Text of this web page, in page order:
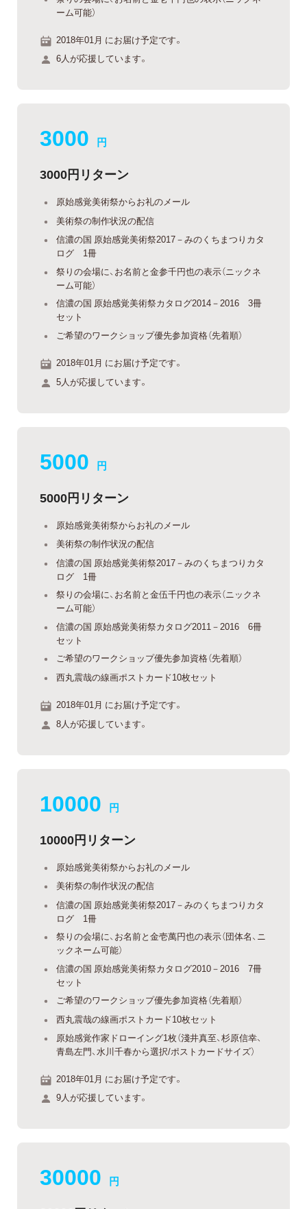
ーム可能）
2018年01月 にお届け予定です。
6人が応援しています。
3000 円
3000円リターン
原始感覚美術祭からお礼のメール
美術祭の制作状況の配信
信濃の国 原始感覚美術祭2017－みのくちまつりカタ
ログ 1冊
祭りの会場に、お名前と金参千円也の表示（ニックネ
ーム可能）
信濃の国 原始感覚美術祭カタログ2014－2016 3冊
セット
ご希望のワークショップ優先参加資格（先着順）
2018年01月 にお届け予定です。
5人が応援しています。
5000 円
5000円リターン
原始感覚美術祭からお礼のメール
美術祭の制作状況の配信
信濃の国 原始感覚美術祭2017－みのくちまつりカタ
ログ 1冊
祭りの会場に、お名前と金伍千円也の表示（ニックネ
ーム可能）
信濃の国 原始感覚美術祭カタログ2011－2016 6冊
セット
ご希望のワークショップ優先参加資格（先着順）
西丸震哉の線画ポストカード10枚セット
2018年01月 にお届け予定です。
8人が応援しています。
10000 円
10000円リターン
原始感覚美術祭からお礼のメール
美術祭の制作状況の配信
信濃の国 原始感覚美術祭2017－みのくちまつりカタ
ログ 1冊
祭りの会場に、お名前と金壱萬円也の表示（団体名、ニ
ックネーム可能）
信濃の国 原始感覚美術祭カタログ2010－2016 7冊
セット
ご希望のワークショップ優先参加資格（先着順）
西丸震哉の線画ポストカード10枚セット
原始感覚作家ドローイング1枚（淺井真至、杉原信幸、
青島左門、水川千春から選択/ポストカードサイズ）
2018年01月 にお届け予定です。
9人が応援しています。
30000 円